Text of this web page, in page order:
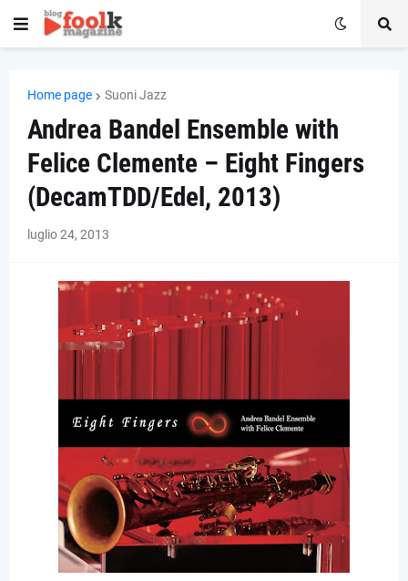
Home page Suoni Jazz
Andrea Bandel Ensemble with
Felice Clemente – Eight Fingers
(DecamTDD/Edel, 2013)
luglio 24, 2013